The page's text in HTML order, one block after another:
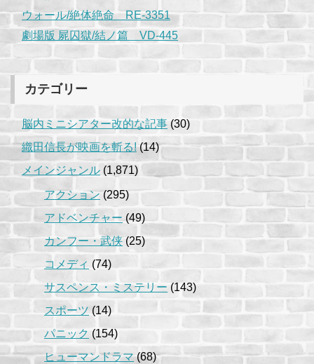
ウォール/絶体絶命 RE-3351
劇場版 屍囚獄/結ノ篇 VD-445
カテゴリー
脳内ミニシアター改的な記事 (30)
織田信長が映画を斬る!(14)
メインジャンル (1,871)
アクション(295)
アドベンチャー (49)
カンフー・武侠(25)
コメディ (74)
サスペンス・ミステリー (143)
スポーツ (14)
パニック (154)
ヒューマンドラマ(68)